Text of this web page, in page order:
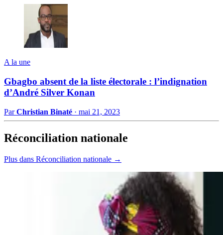
A la une
Gbagbo absent de la liste électorale : l’indignation
d’André Silver Konan
ParChristian Binaté · mai 21, 2023
Réconciliation nationale
Plus dans Réconciliation nationale →